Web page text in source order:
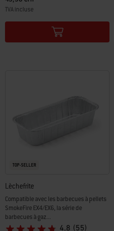
TVA incluse
Color Options
TOP-SELLER
Lèchefrite
Compatible avec les barbecues à pellets
SmokeFire EX4/EX6, la série de
barbecues à gaz...
4.8 (55)